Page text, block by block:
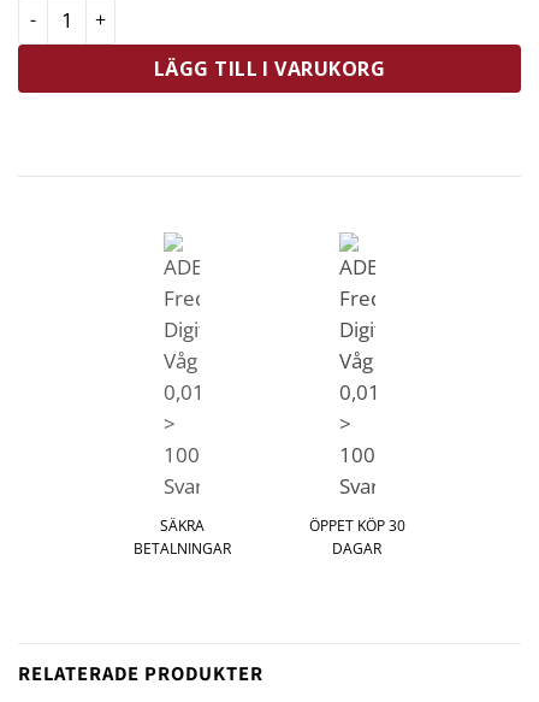
LÄGG TILL I VARUKORG
SÄKRA
BETALNINGAR
ÖPPET KÖP 30
DAGAR
RELATERADE PRODUKTER